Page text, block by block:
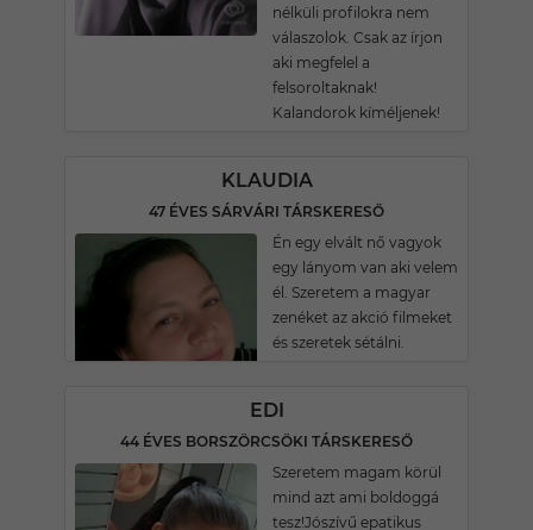
nélküli profilokra nem
válaszolok. Csak az írjon
aki megfelel a
felsoroltaknak!
Kalandorok kíméljenek!
KLAUDIA
47 ÉVES SÁRVÁRI TÁRSKERESŐ
Én egy elvált nő vagyok
egy lányom van aki velem
él. Szeretem a magyar
zenéket az akció filmeket
és szeretek sétálni.
EDI
44 ÉVES BORSZÖRCSÖKI TÁRSKERESŐ
Szeretem magam körül
mind azt ami boldoggá
tesz!Jószívű epatikus